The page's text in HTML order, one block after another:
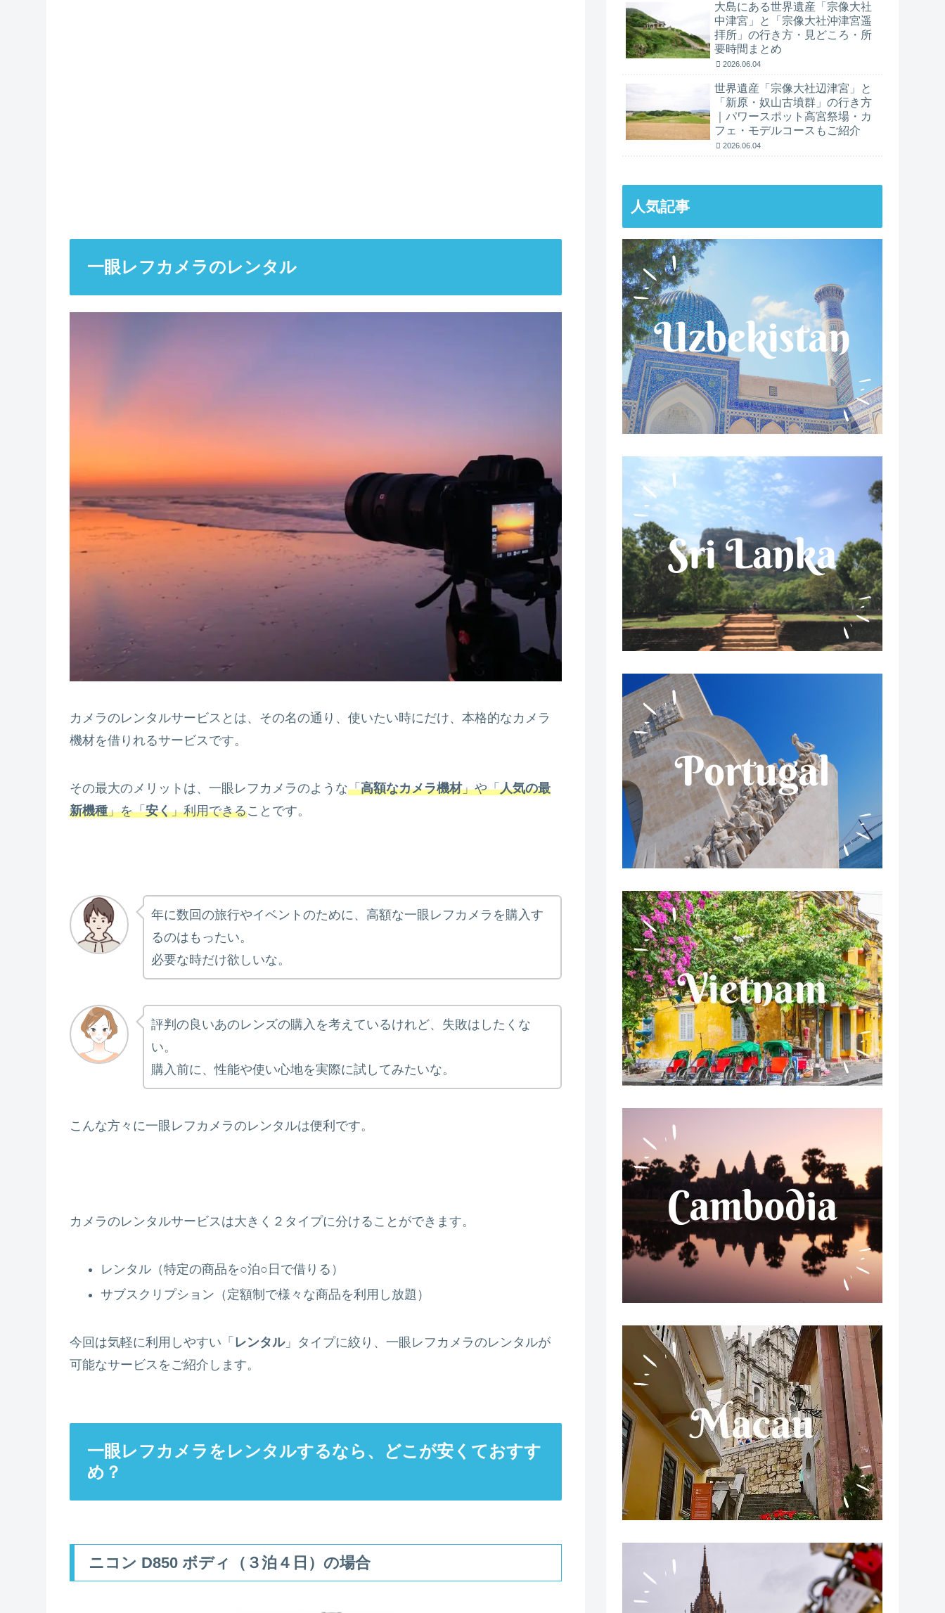
一眼レフカメラのレンタル
カメラのレンタルサービスとは、その名の通り、使いたい時にだけ、本格的なカメラ
機材を借りれるサービスです。
その最大のメリットは、一眼レフカメラのような「高額なカメラ機材」や「人気の最
新機種」を「安く」利用できることです。
年に数回の旅行やイベントのために、高額な一眼レフカメラを購入す
るのはもったい。
必要な時だけ欲しいな。
評判の良いあのレンズの購入を考えているけれど、失敗はしたくな
い。
購入前に、性能や使い心地を実際に試してみたいな。
こんな方々に一眼レフカメラのレンタルは便利です。
カメラのレンタルサービスは大きく２タイプに分けることができます。
レンタル（特定の商品を○泊○日で借りる）
サブスクリプション（定額制で様々な商品を利用し放題）
今回は気軽に利用しやすい「 レンタル」タイプに絞り、一眼レフカメラのレンタルが
可能なサービスをご紹介します。
一眼レフカメラをレンタルするなら、どこが安くておすす
め？
ニコン D850 ボディ（３泊４日）の場合
大島にある世界遺産「宗像大社
中津宮」と「宗像大社沖津宮遥
拝所」の行き方・見どころ・所
要時間まとめ
2026.06.04
世界遺産「宗像大社辺津宮」と
「新原・奴山古墳群」の行き方
｜パワースポット高宮祭場・カ
フェ・モデルコースもご紹介
2026.06.04
人気記事